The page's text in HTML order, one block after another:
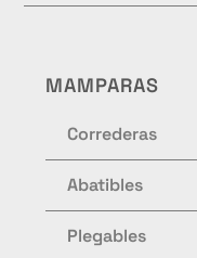
MAMPARAS
Correderas
Abatibles
Plegables